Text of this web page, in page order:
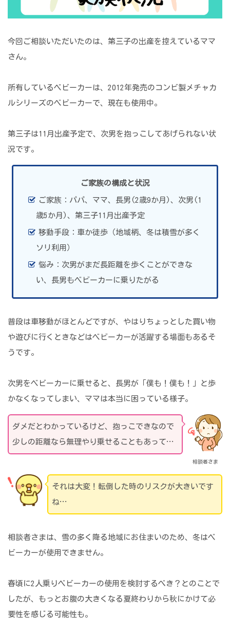
今回ご相談いただいたのは、第三子の出産を控えているママ
さん。
所有しているベビーカーは、2012年発売のコンビ製メチャカ
ルシリーズのベビーカーで、現在も使用中。
第三子は11月出産予定で、次男を抱っこしてあげられない状
況です。
ご家族の構成と状況
ご家族：パパ、ママ、長男(2歳9か月)、次男(1
歳5か月)、第三子11月出産予定
移動手段：車か徒歩（地域柄、冬は積雪が多く
ソリ利用）
悩み：次男がまだ長距離を歩くことができな
い、長男もベビーカーに乗りたがる
普段は車移動がほとんどですが、やはりちょっとした買い物
や遊びに行くときなどはベビーカーが活躍する場面もあるそ
うです。
次男をベビーカーに乗せると、長男が「僕も！僕も！」と歩
かなくなってしまい、ママは本当に困っている様子。
相談者さま
ダメだとわかっているけど、抱っこできなので
少しの距離なら無理やり乗せることもあって…
それは大変！転倒した時のリスクが大きいです
ね…
相談者さまは、雪の多く降る地域にお住まいのため、冬はベ
ビーカーが使用できません。
春頃に2人乗りベビーカーの使用を検討するべき？とのことで
したが、もっとお腹の大きくなる夏終わりから秋にかけて必
要性を感じる可能性も。